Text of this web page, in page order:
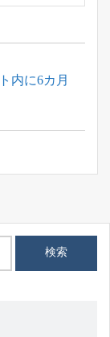
内に6カ月